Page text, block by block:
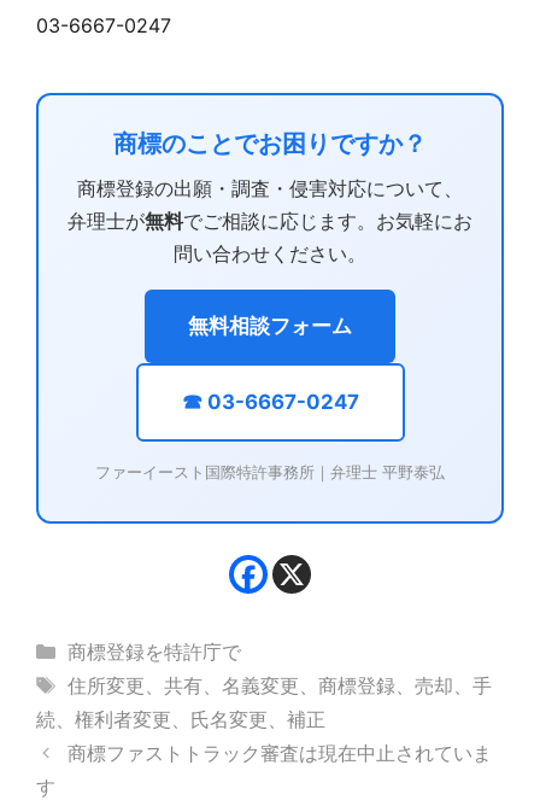
03-6667-0247
商標のことでお困りですか？
商標登録の出願・調査・侵害対応について、
弁理士が無料でご相談に応じます。お気軽にお
問い合わせください。
無料相談フォーム
☎ 03-6667-0247
ファーイースト国際特許事務所｜弁理士 平野泰弘
カ
テ
ゴ
リ
ー
商標登録を特許庁で
タ
グ
住所変更 共有、 名義変更 商標登録、 売却
手
続
権利者変更 氏名変更
補正
商標ファストトラック審査は現在中止されていま
す